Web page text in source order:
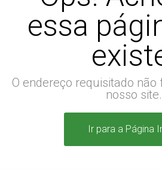
essa
O endereço requisitado
nosso site.
Ir para a Página